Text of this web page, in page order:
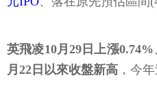
英飛凌10月29日上漲0.74%
月22日以來收盤新高 ，今